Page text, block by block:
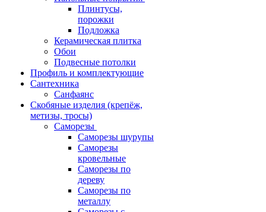
Плинтусы,
порожки
Подложка
Керамическая плитка
Обои
Подвесные потолки
Профиль и комплектующие
Сантехника
Санфаянс
Скобяные изделия (крепёж,
метизы, тросы)
Саморезы
Саморезы шурупы
Саморезы
кровельные
Саморезы по
дереву
Саморезы по
металлу